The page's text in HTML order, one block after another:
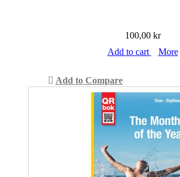
100,00 kr
Add to cart
More
Add to Compare